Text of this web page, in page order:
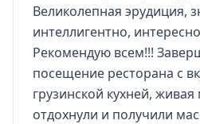
Великолепная эрудиция,
интеллигентно,
Рекомендую всем!!!
посещение ресторана с
грузинской кухней,
отдохнули и получили